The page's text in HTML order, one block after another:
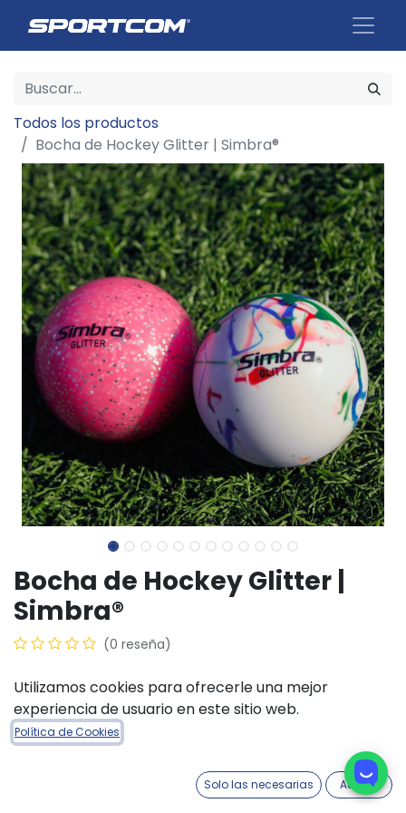
Todos los productos
Bocha de Hockey Glitter | Simbra®
Bocha de Hockey Glitter |
Simbra®
(0 reseña)
$10.400,00
Utilizamos cookies para ofrecerle una mejor
experiencia de usuario en este sitio web.
Política de Cookies
Solo las necesarias Acepto